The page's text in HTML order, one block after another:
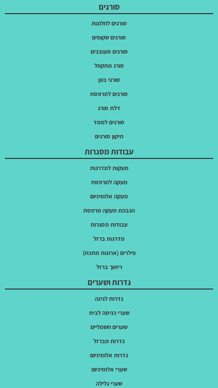
סורגים
סורגים לחלונות
סורגים שקופים
סורגים מעוצבים
סורג מתקפל
סורגי בטן
סורגים למרפסת
דלת סורג
סורגים לממד
תיקון סורגים
עבודות מסגרות
מעקות למדרגות
מעקה למרפסת
מעקה אלומיניום
הגבהת מעקה מרפסת
עבודות מסגרות
מדרגות ברזל
פילרים (ארונות מתכת)
ריתוך ברזל
גדרות ושערים
גדרות לגינה
שערי כניסה לבית
שערים חשמליים
גדרות מברזל
גדרות אלומיניום
שערי אלומיניום
שערי גלילה